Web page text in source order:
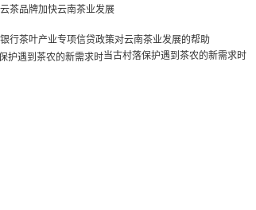
茶品牌加快云南茶业发展
行茶叶产业专项信贷政策对云南茶业发展的帮助
当古村落保护遇到茶农的新需求时